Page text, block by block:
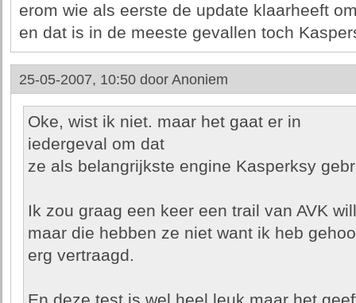
erom wie als eerste de update klaarheeft
en dat is in de meeste gevallen toch
25-05-2007, 10:50 door Anoniem
Oke, wist ik niet. maar het gaat er in
iedergeval om dat
ze als belangrijkste engine Kasperksy
Ik zou graag een keer een trail van AVK
maar die hebben ze niet want ik heb
erg vertraagd.